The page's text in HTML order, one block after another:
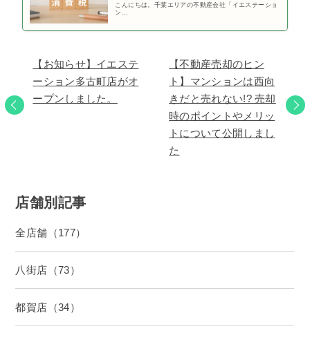
こんにちは。千葉エリアの不動産会社「イエステーショ
ン…
【お知らせ】イエステ
ーション多古町店がオ
ープンしました。
【不動産売却のヒン
ト】マンションは西向
きだと売れない!? 売却
時のポイントやメリッ
トについて公開しまし
た
店舗別記事
全店舗（177）
八街店（73）
都賀店（34）